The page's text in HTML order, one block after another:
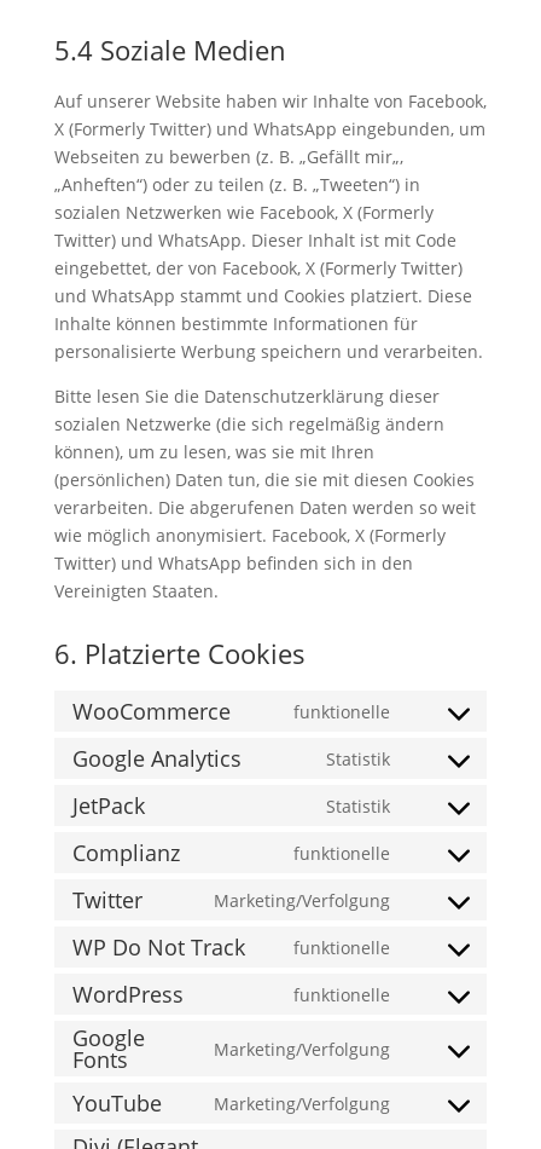
5.4 Soziale Medien
Auf unserer Website haben wir Inhalte von Facebook,
X (Formerly Twitter) und WhatsApp eingebunden, um
Webseiten zu bewerben (z. B. „Gefällt mir„,
„Anheften“) oder zu teilen (z. B. „Tweeten“) in
sozialen Netzwerken wie Facebook, X (Formerly
Twitter) und WhatsApp. Dieser Inhalt ist mit Code
eingebettet, der von Facebook, X (Formerly Twitter)
und WhatsApp stammt und Cookies platziert. Diese
Inhalte können bestimmte Informationen für
personalisierte Werbung speichern und verarbeiten.
Bitte lesen Sie die Datenschutzerklärung dieser
sozialen Netzwerke (die sich regelmäßig ändern
können), um zu lesen, was sie mit Ihren
(persönlichen) Daten tun, die sie mit diesen Cookies
verarbeiten. Die abgerufenen Daten werden so weit
wie möglich anonymisiert. Facebook, X (Formerly
Twitter) und WhatsApp befinden sich in den
Vereinigten Staaten.
6. Platzierte Cookies
WooCommerce funktionelle
Consent
woocommerce
Google Analytics Statistik
Consent
google-
JetPack Statistik
Consent
jetpack
Complianz funktionelle
Consent
complianz
Twitter Marketing/Verfolgung
Consent
twitter
WP Do Not Track funktionelle
Consent
WordPress funktionelle
Consent
service
Google
Fonts Marketing/Verfolgung
Consent
service
YouTube Marketing/Verfolgung
Consent